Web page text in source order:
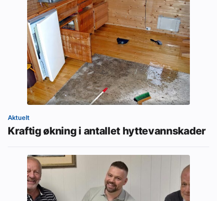
Aktuelt
Kraftig økning i antallet hyttevannskader